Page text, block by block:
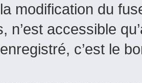
modification du
n’est accessible
c’est le